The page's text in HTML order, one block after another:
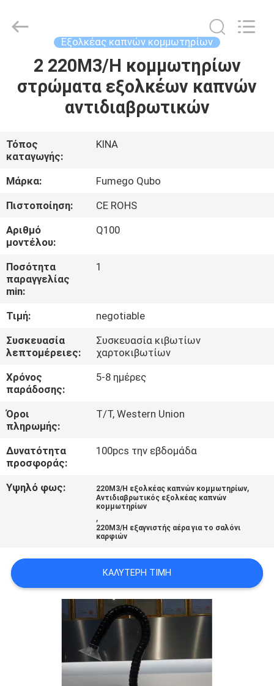
ΣΠΊΤΙ
ΠΡΟΪΌΝΤΑ
ΠΕΡΊΠΟΥ
ΕΜΕΊΣ
ΓΎΡΟΣ
ΕΡΓΟΣΤΑΣΊΩΝ
ΠΟΙΟΤΙΚΌΣ
ΈΛΕΓΧΟΣ
ΜΑΣ
ΕΛΆΤΕ
ΕΠΑΦΉ
ΜΕ
ΖΗΤΉΣΤΕ
ΈΝΑ
ΑΠΌΣΠΑΣΜΑ
PRIVACY
POLICY
Rights
Εξολκέας καπνών κομμωτηρίων
2 220M3/H κομμωτηρίων
στρώματα εξολκέων καπνών
αντιδιαβρωτικών
Τόπος
καταγωγής:
ΚΙΝΑ
Μάρκα:
Fumego Qubo
Πιστοποίηση:
CE ROHS
Αριθμό
μοντέλου:
Q100
Ποσότητα
παραγγελίας
min:
1
Τιμή:
negotiable
Συσκευασία
λεπτομέρειες:
Συσκευασία κιβωτίων
χαρτοκιβωτίων
Χρόνος
παράδοσης:
5-8 ημέρες
Όροι
πληρωμής:
T/T, Western Union
Δυνατότητα
προσφοράς:
100pcs την εβδομάδα
Υψηλό φως: 220M3/H εξολκέας καπνών κομμωτηρίων,
Αντιδιαβρωτικός εξολκέας καπνών
κομμωτηρίων
,
220M3/H εξαγνιστής αέρα για το σαλόνι
καρφιών
ΚΑΛΎΤΕΡΗ ΤΙΜΉ